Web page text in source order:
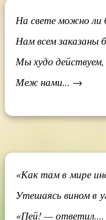
На свете можно ли
Нам всем заказаны
Мы худо
Меж нами... →
«Как там в мире
Утешаясь вином в
«Пей! —